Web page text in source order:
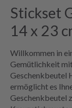
Stickset
14 x 23
Willkommen in
Gemütlichkeit
Geschenkbeutel
ermöglicht es
Geschenkbeutel